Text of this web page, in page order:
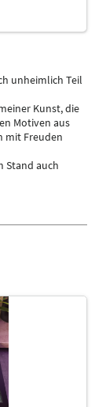
unheimlich Teil
Kunst, die
Motiven aus
mit Freuden
Stand auch